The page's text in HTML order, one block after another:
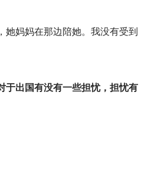
她妈妈在那边陪她。我没有受到
于出国有没有一些担忧，担忧有